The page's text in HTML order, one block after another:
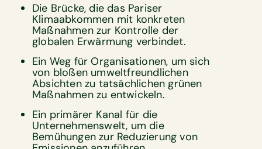
Die Brücke, die das Pariser
Klimaabkommen mit konkreten
Maßnahmen zur Kontrolle der
globalen Erwärmung verbindet.
Ein Weg für Organisationen, um sich
von bloßen umweltfreundlichen
Absichten zu tatsächlichen grünen
Maßnahmen zu entwickeln.
Ein primärer Kanal für die
Unternehmenswelt, um die
Bemühungen zur Reduzierung von